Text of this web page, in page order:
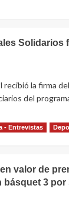
Solidarios
recibió la firma
del
- Entrevistas
valor de
básquet 3 por